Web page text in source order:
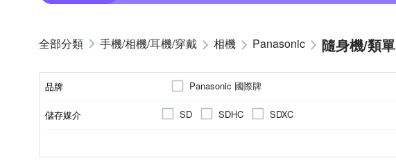
手機/相機/耳機/穿戴 相機 Panasonic 隨身機/類
品牌 Panasonic 國際牌
儲存媒介 SD SDHC SDXC